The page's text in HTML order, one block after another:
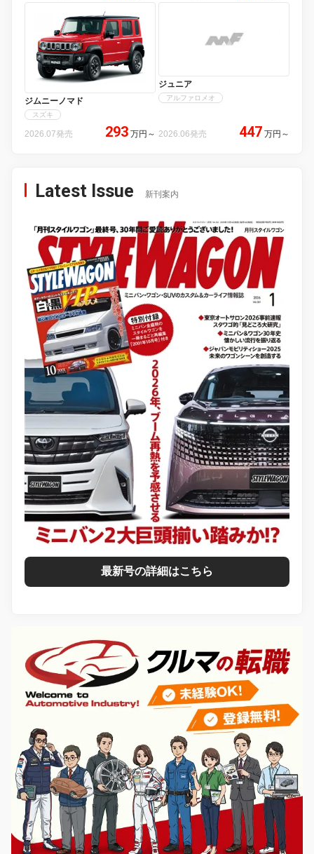
ジムニーノマド
スズキ
2026.07発売 293 万円 ～
ジュニア
アルファロメオ
2026.06発売 447 万円 ～
Latest Issue 新刊案内
最新号の詳細はこちら